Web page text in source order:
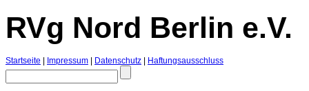
RVg Nord Berlin e.V.
Startseite Impressum Datenschutz Haftungsausschluss